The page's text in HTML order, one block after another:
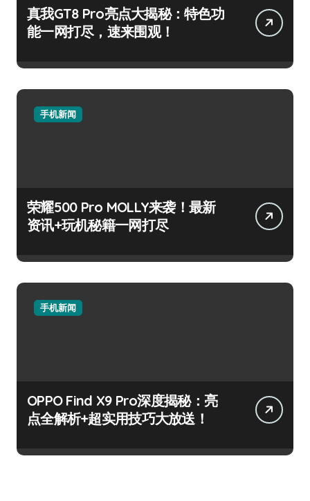
真我GT8 Pro亮点大揭秘：特色功
能一网打尽，速来围观！
手机新闻
荣耀500 Pro MOLLY来袭！最新
资讯+玩机秘籍一网打尽
手机新闻
OPPO Find X9 Pro深度揭秘：亮
点全解析+超实用技巧大放送！